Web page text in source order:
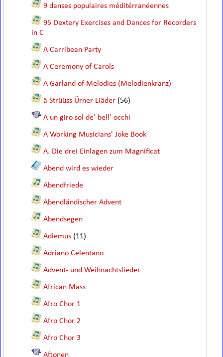
9 danses populaires méditérranéennes
95 Dextery Exercises and Dances for Recorders
in C
A Carribean Party
A Ceremony of Carols
A Garland of Melodies (Melodienkranz)
ä Strüüss Ürner Liäder (56)
A un giro sol de' bell' occhi
A Working Musicians' Joke Book
A. Die drei Einlagen zum Magnificat
Abend wird es wieder
Abendfriede
Abendländischer Advent
Abendsegen
Adiemus (11)
Adriano Celentano
Advent- und Weihnachtslieder
African Mass
Afro Chor 1
Afro Chor 2
Afro Chor 3
Aftonen